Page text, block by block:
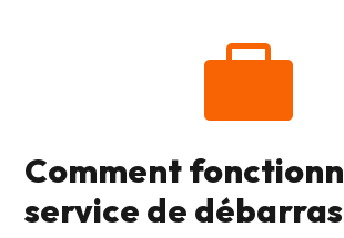

Comment
service de